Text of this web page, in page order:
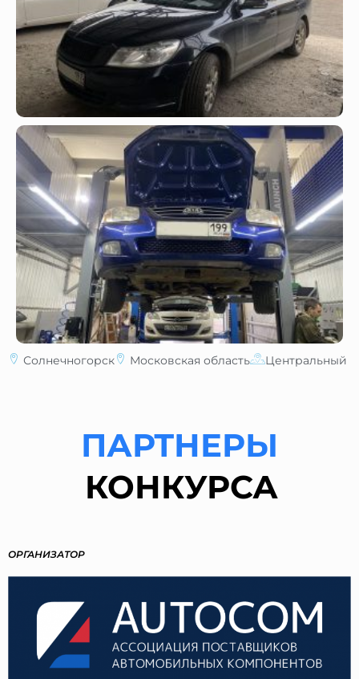
Солнечногорск Московская область Центральный
ПАРТНЕРЫ
КОНКУРСА
ОРГАНИЗАТОР